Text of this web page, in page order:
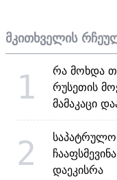
მკითხველის
1
რა მოხდა
რუსეთის
მამაკაცი
2
საპატრულო
დაეკისრა